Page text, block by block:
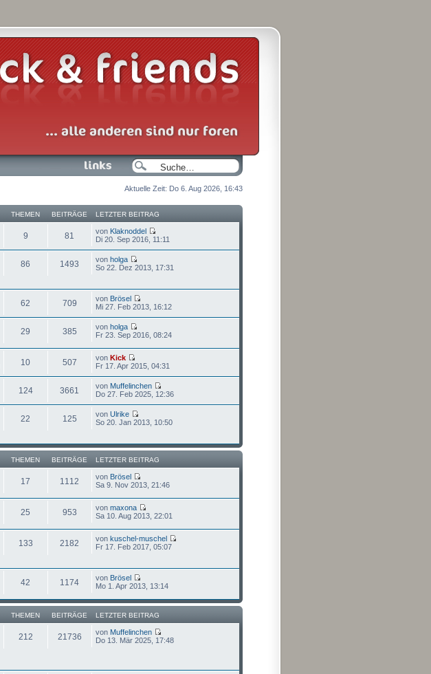
Links
Aktuelle Zeit: Do 6. Aug 2026, 16:43
THEMEN BEITRÄGE LETZTER BEITRAG
9 81 von Klaknoddel
Di 20. Sep 2016, 11:11
86 1493 von holga
So 22. Dez 2013, 17:31
62 709 von Brösel
Mi 27. Feb 2013, 16:12
29 385 von holga
Fr 23. Sep 2016, 08:24
10 507 von Kick
Fr 17. Apr 2015, 04:31
124 3661 von Muffelinchen
Do 27. Feb 2025, 12:36
22 125 von Ulrike
So 20. Jan 2013, 10:50
THEMEN BEITRÄGE LETZTER BEITRAG
17 1112 von Brösel
Sa 9. Nov 2013, 21:46
25 953 von maxona
Sa 10. Aug 2013, 22:01
133 2182 von kuschel-muschel
Fr 17. Feb 2017, 05:07
42 1174 von Brösel
Mo 1. Apr 2013, 13:14
THEMEN BEITRÄGE LETZTER BEITRAG
212 21736 von Muffelinchen
Do 13. Mär 2025, 17:48